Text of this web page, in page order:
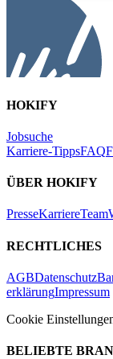
HOKIFY
Jobsuche
Karriere-TippsFAQ
ÜBER HOKIFY
PresseKarriereTeam
RECHTLICHES
AGBDatenschutz
erklärungImpressum
Cookie
BELIEBTE